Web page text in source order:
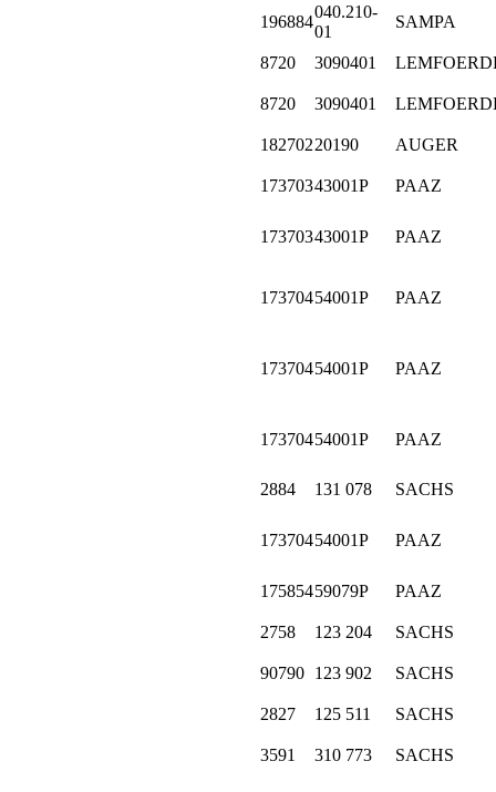
196884
040.210-
01
SAMPA
8720 3090401
8720 3090401
18270220190 AUGER
17370343001P PAAZ
17370343001P PAAZ
17370454001P PAAZ
17370454001P PAAZ
17370454001P PAAZ
2884 131 078 SACHS
17370454001P PAAZ
17585459079P PAAZ
2758 123 204 SACHS
90790 123 902 SACHS
2827 125 511 SACHS
3591 310 773 SACHS